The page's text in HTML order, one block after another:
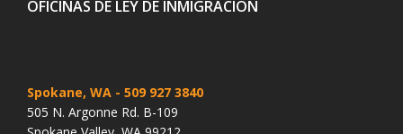
OFICINAS DE LEY DE INMIGRACIÓN
Spokane, WA - 509 927 3840
505 N. Argonne Rd. B-109